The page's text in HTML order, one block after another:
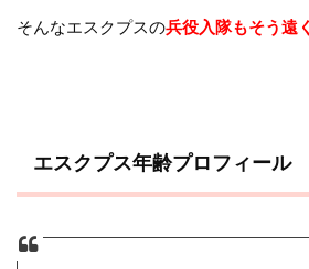
そんなエスクプスの兵役入隊もそう遠
エスクプス年齢プロフィール